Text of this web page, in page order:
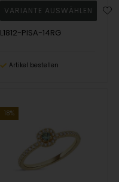
L1812-PISA-14RG
Artikel bestellen
18%